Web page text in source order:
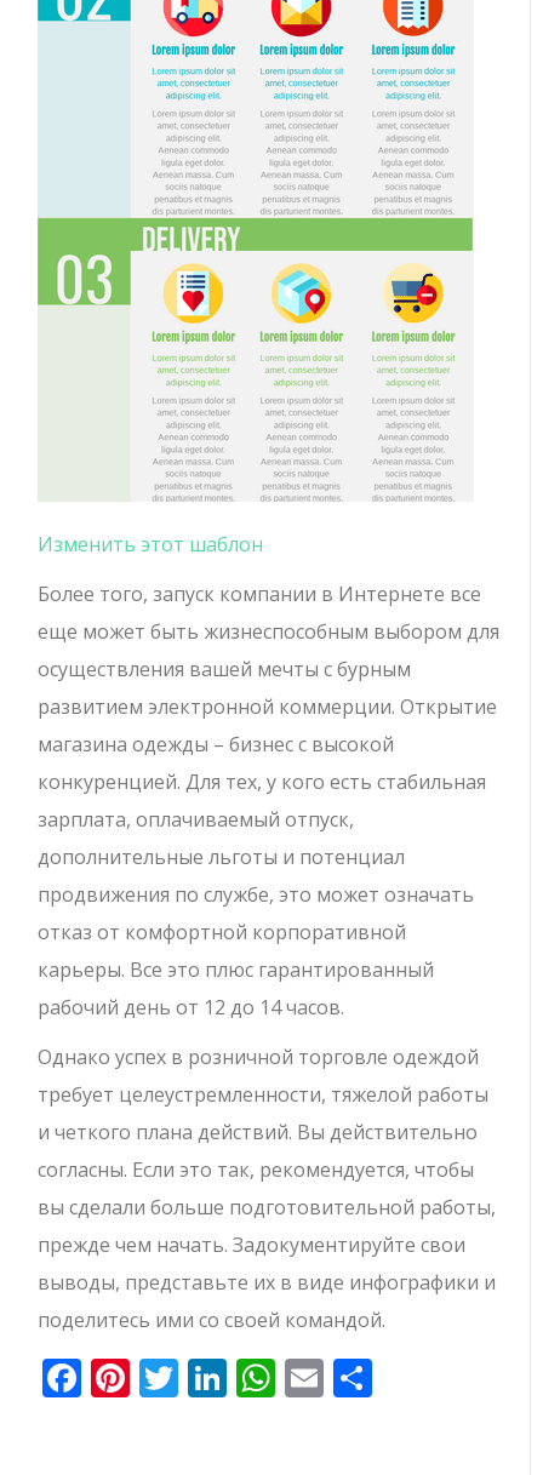
Изменить этот шаблон
Более того, запуск компании в Интернете все
еще может быть жизнеспособным выбором для
осуществления вашей мечты с бурным
развитием электронной коммерции. Открытие
магазина одежды – бизнес с высокой
конкуренцией. Для тех, у кого есть стабильная
зарплата, оплачиваемый отпуск,
дополнительные льготы и потенциал
продвижения по службе, это может означать
отказ от комфортной корпоративной
карьеры. Все это плюс гарантированный
рабочий день от 12 до 14 часов.
Однако успех в розничной торговле одеждой
требует целеустремленности, тяжелой работы
и четкого плана действий. Вы действительно
согласны. Если это так, рекомендуется, чтобы
вы сделали больше подготовительной работы,
прежде чем начать. Задокументируйте свои
выводы, представьте их в виде инфографики и
поделитесь ими со своей командой.
Facebook
Pinterest
Twitter
LinkedIn
WhatsApp
Email